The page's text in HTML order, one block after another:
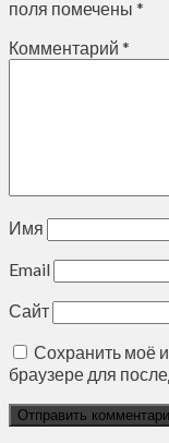
поля помечены *
Комментарий *
Имя
Email
Сайт
Сохранить моё
браузере для